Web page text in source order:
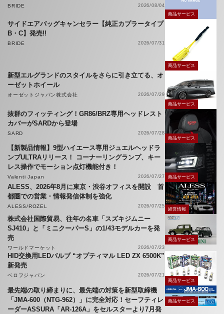
BRIDE
2026/08/04
商品サービス
サイドエアバッグキャンセラー【純正カプラータイプ
B・C】発売!!
BRIDE 2026/07/31
商品サービス
新型エルグランドのスタイルをさらに引き立てる、オ
ーゼットホイール
オーゼットジャパン株式会社
2026/07/29
商品サービス
抜群のフィッティング！GR86/BRZ専用ヘッドレスト
カバーがSARDから登場
SARD
2026/07/28
商品サービス
【新製品情報】9型ハイエース専用ジュエルヘッドラ
ンプULTRAリリース！ コーナーリングランプ、キー
レス操作でモーション点灯機能付き！
Valenti Japan 2026/07/27 商品サービス
ALESS、2026年8月に東京・渋谷オフィスを開設 首
都圏での営業・情報発信体制を強化
ALESS/ROZEL 2026/07/25
経営情報
株式会社国際貿易、往年の名車「スズキジムニー
SJ410」と「ミニクーパーS」の1/43モデルカーを発
売
ワールドマーケット 2026/07/23
商品サービス
HID交換用LEDバルブ “オプティマル LED ZX 6500K”
新発売
ベロフジャパン
2026/07/21
商品サービス
最先端の取り締まりに、最先端の対策を新型取締機
「JMA-600（NTG-962）」に完全対応！セーフティレ
ーダーASSURA「AR-126A」をセルスターより7月発
商品サービス